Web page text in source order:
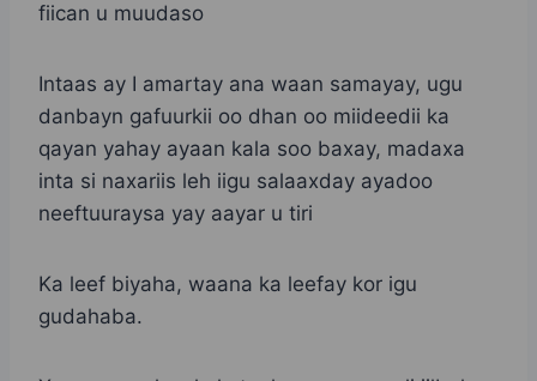
fiican u muudaso
Intaas ay I amartay ana waan samayay, ugu
danbayn gafuurkii oo dhan oo miideedii ka
qayan yahay ayaan kala soo baxay, madaxa
inta si naxariis leh iigu salaaxday ayadoo
neeftuuraysa yay aayar u tiri
Ka leef biyaha, waana ka leefay kor igu
gudahaba.